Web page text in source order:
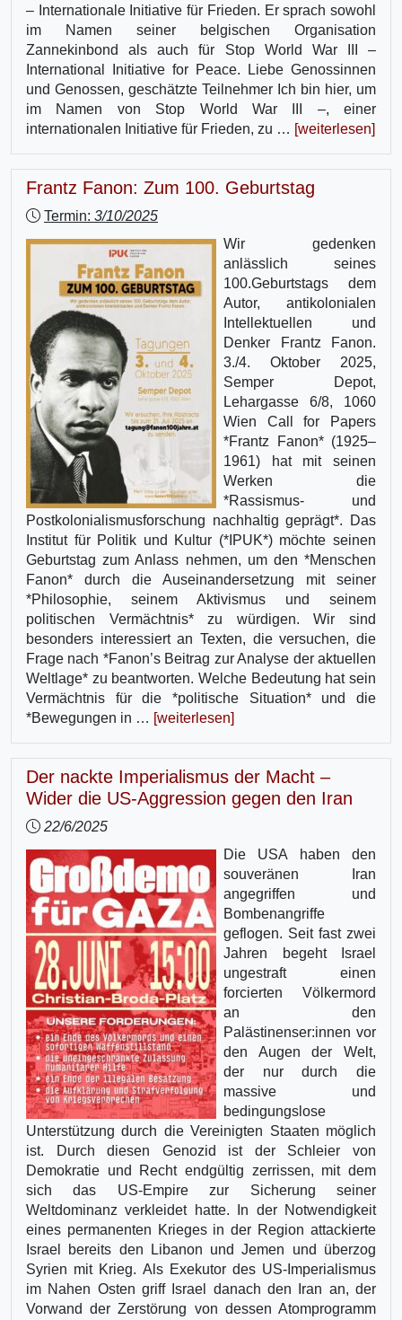
– Internationale Initiative für Frieden. Er sprach sowohl
im Namen seiner belgischen Organisation
Zannekinbond als auch für Stop World War III –
International Initiative for Peace. Liebe Genossinnen
und Genossen, geschätzte Teilnehmer Ich bin hier, um
im Namen von Stop World War III –, einer
internationalen Initiative für Frieden, zu … [weiterlesen]
Frantz Fanon: Zum 100. Geburtstag
Termin: 3/10/2025
Wir gedenken
anlässlich seines
100.Geburtstags dem
Autor, antikolonialen
Intellektuellen und
Denker Frantz Fanon.
3./4. Oktober 2025,
Semper Depot,
Lehargasse 6/8, 1060
Wien Call for Papers
*Frantz Fanon* (1925–
1961) hat mit seinen
Werken die
*Rassismus- und
Postkolonialismusforschung nachhaltig geprägt*. Das
Institut für Politik und Kultur (*IPUK*) möchte seinen
Geburtstag zum Anlass nehmen, um den *Menschen
Fanon* durch die Auseinandersetzung mit seiner
*Philosophie, seinem Aktivismus und seinem
politischen Vermächtnis* zu würdigen. Wir sind
besonders interessiert an Texten, die versuchen, die
Frage nach *Fanon’s Beitrag zur Analyse der aktuellen
Weltlage* zu beantworten. Welche Bedeutung hat sein
Vermächtnis für die *politische Situation* und die
*Bewegungen in … [weiterlesen]
Der nackte Imperialismus der Macht –
Wider die US-Aggression gegen den Iran
22/6/2025
Die USA haben den
souveränen Iran
angegriffen und
Bombenangriffe
geflogen. Seit fast zwei
Jahren begeht Israel
ungestraft einen
forcierten Völkermord
an den
Palästinenser:innen vor
den Augen der Welt,
der nur durch die
massive und
bedingungslose
Unterstützung durch die Vereinigten Staaten möglich
ist. Durch diesen Genozid ist der Schleier von
Demokratie und Recht endgültig zerrissen, mit dem
sich das US-Empire zur Sicherung seiner
Weltdominanz verkleidet hatte. In der Notwendigkeit
eines permanenten Krieges in der Region attackierte
Israel bereits den Libanon und Jemen und überzog
Syrien mit Krieg. Als Exekutor des US-Imperialismus
im Nahen Osten griff Israel danach den Iran an, der
Vorwand der Zerstörung von dessen Atomprogramm